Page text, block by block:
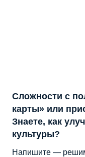
Сложности с
карты» или
Знаете, как
культуры?
Напишите —